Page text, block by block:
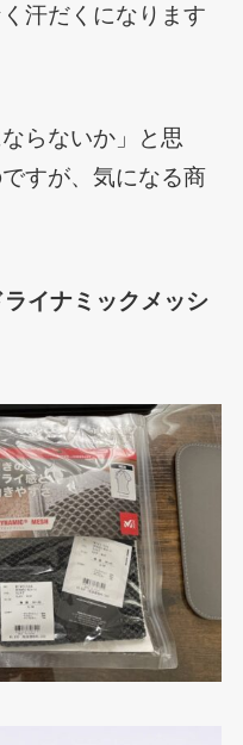
汗だくになります
らないか」と思
すが、気になる商
ライナミックメッシ